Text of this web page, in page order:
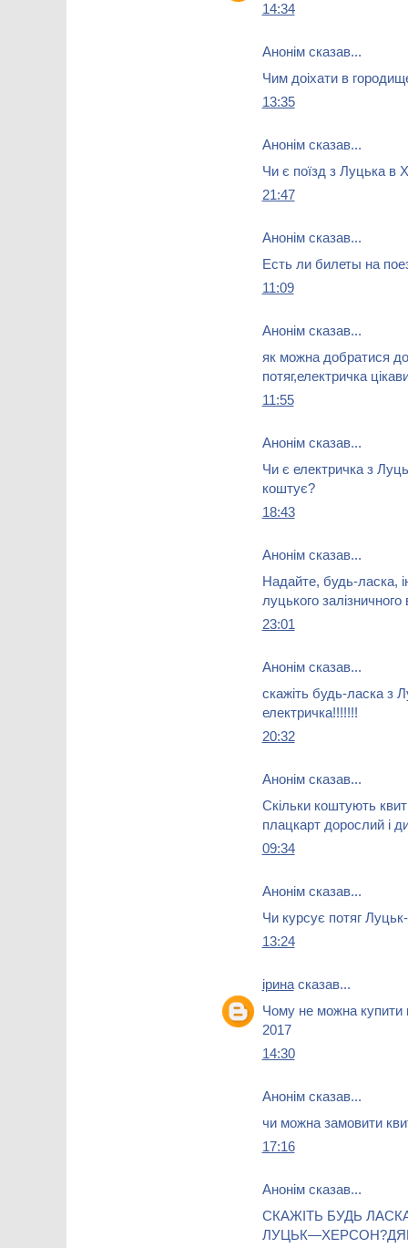
14:34
Анонім сказав...
Чим доіхати в
13:35
Анонім сказав...
Чи є поїзд з Луцька в
21:47
Анонім сказав...
Есть ли билеты на
11:09
Анонім сказав...
як можна добратися
потяг,електричка
11:55
Анонім сказав...
Чи є електричка з
коштує?
18:43
Анонім сказав...
Надайте, будь-ласка,
луцького залізничного
23:01
Анонім сказав...
скажіть будь-ласка з
електричка!!!!!!!
20:32
Анонім сказав...
Скільки коштують
плацкарт дорослий і
09:34
Анонім сказав...
Чи курсує потяг
13:24
іринасказав...
Чому не можна купити
2017
14:30
Анонім сказав...
чи можна замовити
17:16
Анонім сказав...
СКАЖІТЬ БУДЬ